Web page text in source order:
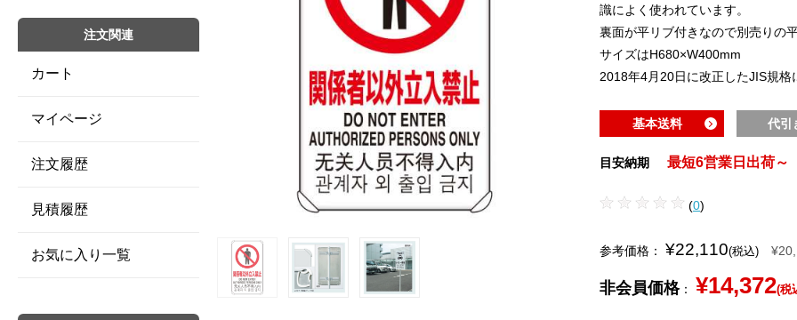
識によく使われています。
裏面が平リブ付きなので別売りの
サイズはH680×W400mm
2018年4月20日に改正したJIS規格
基本送料 代引
目安納期 最短6営業日出荷～
(0)
参考価格： ¥22,110(税込)
非会員価格： ¥14,372(税
注文関連
カート
マイページ
注文履歴
見積履歴
お気に入り一覧